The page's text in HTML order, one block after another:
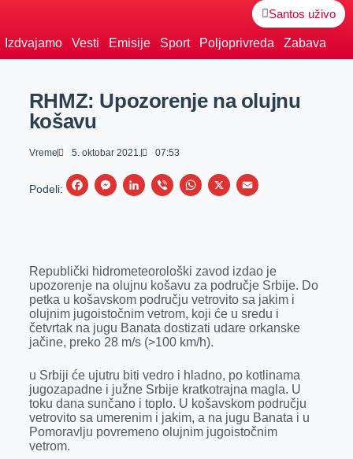
Santos uživo
Izdvajamo Vesti Emisije Sport Poljoprivreda Zabava
RHMZ: Upozorenje na olujnu
košavu
Vreme 5. oktobar 2021. 07:53
Podeli:
F
b
o
o
k
M
e
n
g
e
L
e
d
I
n
V
r
W
s
A
p
p
X
E
l
Republički hidrometeorološki zavod izdao je
upozorenje na olujnu košavu za područje Srbije. Do
petka u košavskom području vetrovito sa jakim i
olujnim jugoistočnim vetrom, koji će u sredu i
četvrtak na jugu Banata dostizati udare orkanske
jačine, preko 28 m/s (>100 km/h).
u Srbiji će ujutru biti vedro i hladno, po kotlinama
jugozapadne i južne Srbije kratkotrajna magla. U
toku dana sunčano i toplo. U košavskom području
vetrovito sa umerenim i jakim, a na jugu Banata i u
Pomoravlju povremeno olujnim jugoistočnim
vetrom.